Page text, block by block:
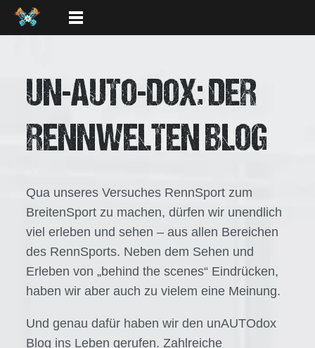
UN-AUTO-DOX: DER
RENNWELTEN BLOG
Qua unseres Versuches RennSport zum
BreitenSport zu machen, dürfen wir unendlich
viel erleben und sehen – aus allen Bereichen
des RennSports. Neben dem Sehen und
Erleben von „behind the scenes“ Eindrücken,
haben wir aber auch zu vielem eine Meinung.
Und genau dafür haben wir den unAUTOdox
Blog ins Leben gerufen. Zahlreiche